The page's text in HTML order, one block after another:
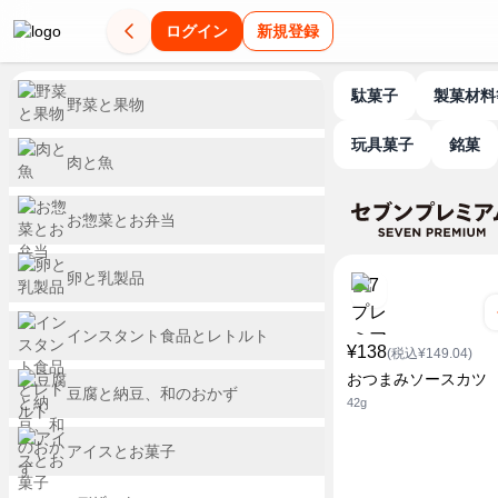
ログイン 新規登録
駄菓子 製菓材
玩具菓子 銘菓
¥138(税込¥149.04)
おつまみソースカツ
42g
野菜と果物
肉と魚
お惣菜とお弁当
卵と乳製品
インスタント食品とレトルト
豆腐と納豆、和のおかず
アイスとお菓子